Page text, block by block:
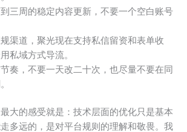
三周的稳定内容更新，不要一个空白账号
渠道，聚光现在支持私信留资和表单收
私域方式导流。
奏，不要一天改二十次，也尽量不要在同
大的感受就是：技术层面的优化只是基本
多远的，是对平台规则的理解和敬畏。我